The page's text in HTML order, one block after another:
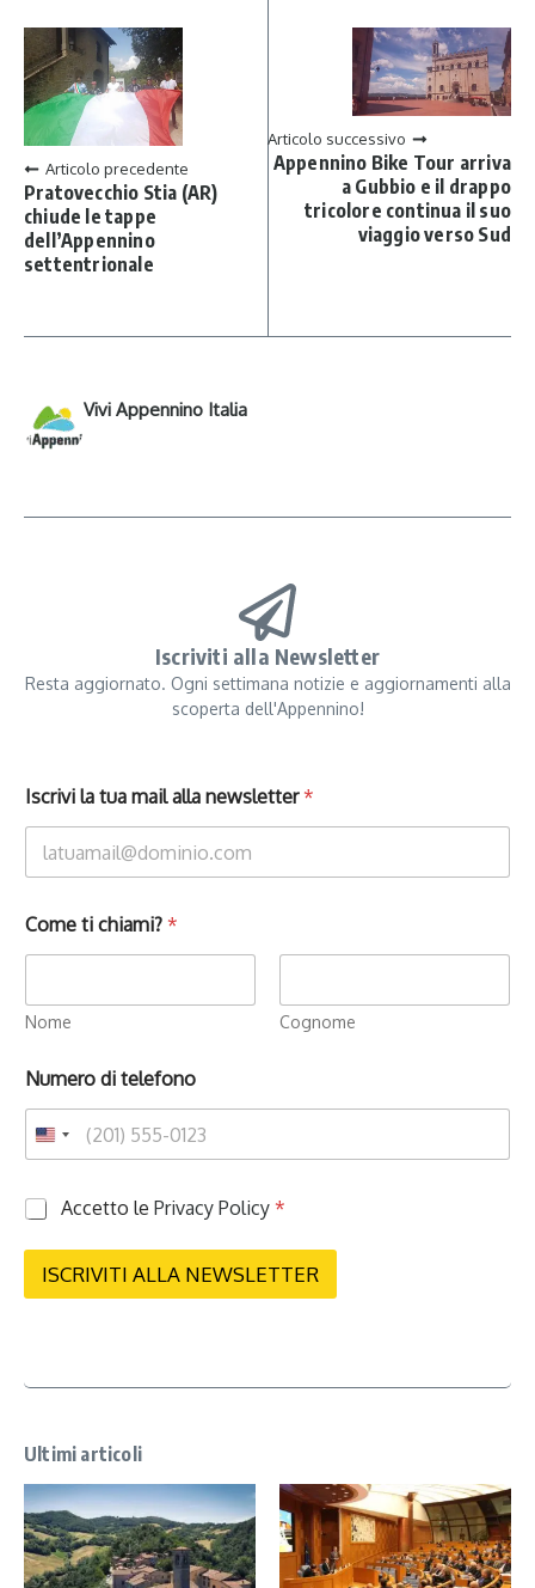
Articolo precedente
Pratovecchio Stia (AR)
chiude le tappe
dell’Appennino
settentrionale
Articolo successivo
Appennino Bike Tour arriva
a Gubbio e il drappo
tricolore continua il suo
viaggio verso Sud
Vivi Appennino Italia
Iscriviti alla Newsletter
Resta aggiornato. Ogni settimana notizie e aggiornamenti alla
scoperta dell'Appennino!
Iscrivi la tua mail alla newsletter*
Come ti chiami? *
Nome Cognome
Numero di telefono
P
i
a
Accetto le Privacy Policy *
ISCRIVITI ALLA NEWSLETTER
Ultimi articoli